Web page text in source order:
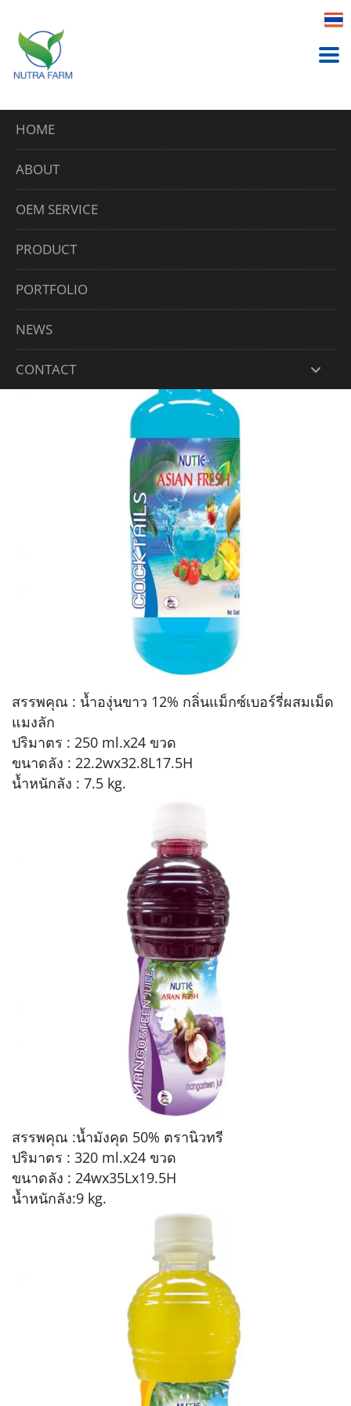
HOME
ABOUT
OEM SERVICE
PRODUCT
PORTFOLIO
NEWS
CONTACT
เอเซียน เฟรช
สรรพคุณ : นํ้าองุ่นขาว 12% กลิ่นแม็กซ์เบอร์รี่ผสมเม็ด
แมงลัก
ปริมาตร : 250 ml.x24 ขวด
ขนาดลัง : 22.2wx32.8L17.5H
นํ้าหนักลัง : 7.5 kg.
สรรพคุณ :น้ำมังคุด 50% ตรานิวทรี
ปริมาตร : 320 ml.x24 ขวด
ขนาดลัง : 24wx35Lx19.5H
น้ำหนักลัง:9 kg.